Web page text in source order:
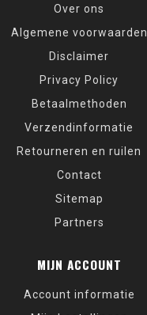
Over ons
Algemene voorwaarden
Disclaimer
Privacy Policy
Betaalmethoden
Verzendinformatie
Retourneren en ruilen
Contact
Sitemap
Partners
MIJN ACCOUNT
Account informatie